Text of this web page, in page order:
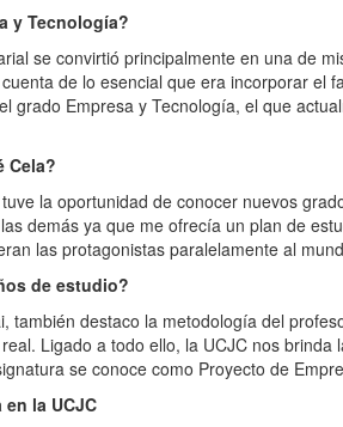
y Tecnología?
se convirtió principalmente en una de
de lo esencial que era incorporar el
grado Empresa y Tecnología, el que
Cela?
la oportunidad de conocer nuevos
demás ya que me ofrecía un plan de
las protagonistas paralelamente al
de estudio?
también destaco la metodología del
Ligado a todo ello, la UCJC nos brinda
se conoce como Proyecto de
la UCJC